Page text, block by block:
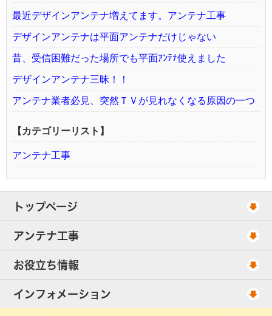
最近デザインアンテナ増えてます。アンテナ工事
デザインアンテナは平面アンテナだけじゃない
昔、受信困難だった場所でも平面ｱﾝﾃﾅ使えました
デザインアンテナ三昧！！
アンテナ業者必見、突然ＴＶが見れなくなる原因の一つ
【カテゴリーリスト】
アンテナ工事
トップページ
工事スケジュール
当社が選ばれる理由
出張エリア
アンテナ工事
アンテナ工事・料金
UHFアンテナ工事・料金
お役立ち情報
ご相談事例
インフォメーション